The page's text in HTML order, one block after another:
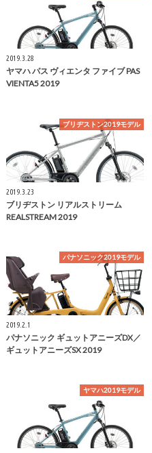
2019.3.28
ヤマハ パス ヴィエンタ ファイブ PAS
VIENTA5 2019
ブリヂストン2019モデル
2019.3.23
ブリヂストン リアルストリーム
REALSTREAM 2019
パナソニック2019モデル
2019.2.1
パナソニック ギュットアニーズDX／
ギュットアニーズSX 2019
ヤマハ2019モデル